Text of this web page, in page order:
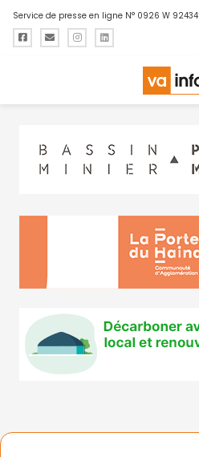
Service de presse en ligne N° 0926 W 92434